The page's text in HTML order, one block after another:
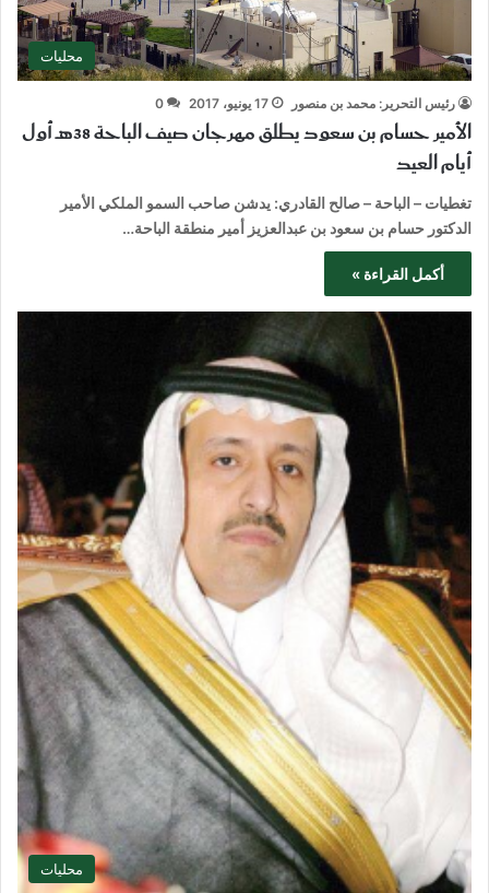
محليات
رئيس التحرير: محمد بن منصور 17 يونيو، 2017 0
الأمير حسام بن سعود يطلق مهرجان صيف الباحة 38هـ أول
أيام العيد
تغطيات – الباحة – صالح القادري: يدشن صاحب السمو الملكي الأمير
الدكتور حسام بن سعود بن عبدالعزيز أمير منطقة الباحة…
أكمل القراءة »
محليات